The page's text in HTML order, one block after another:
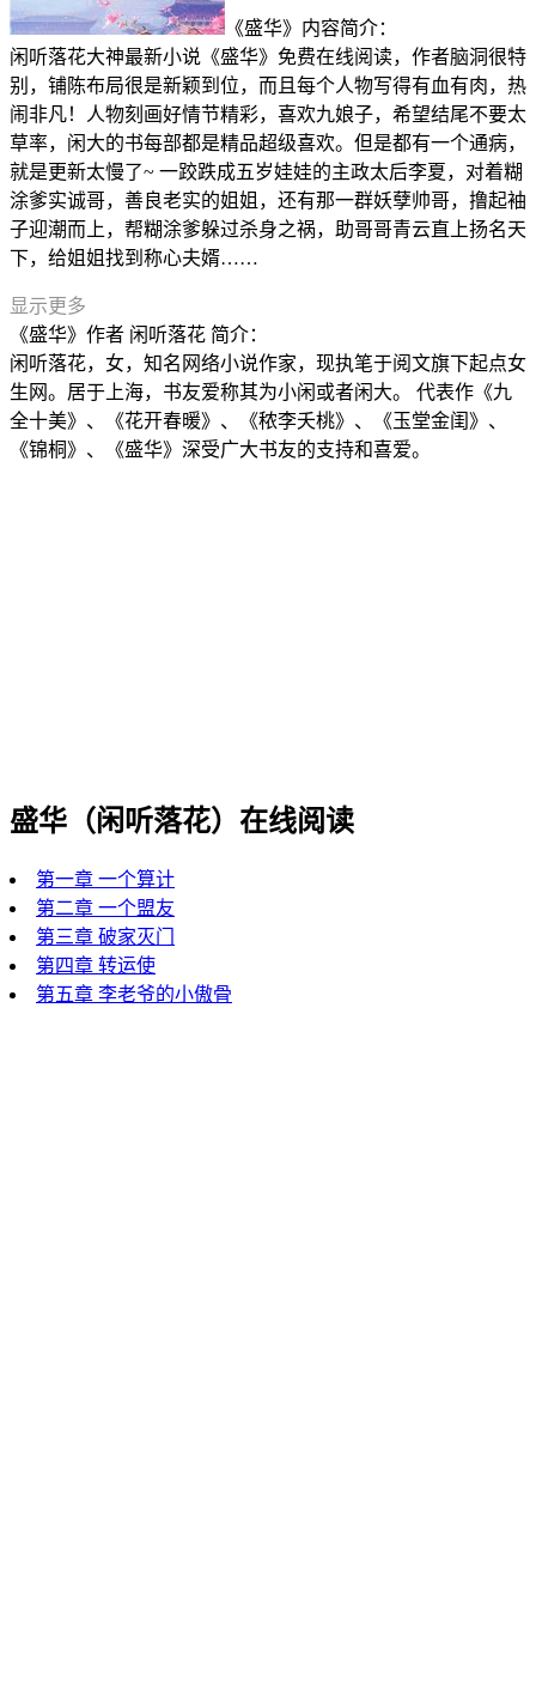
《盛华》内容简介：
闲听落花大神最新小说《盛华》免费在线阅读，作者脑洞很特
别，铺陈布局很是新颖到位，而且每个人物写得有血有肉，热
闹非凡！人物刻画好情节精彩，喜欢九娘子，希望结尾不要太
草率，闲大的书每部都是精品超级喜欢。但是都有一个通病，
就是更新太慢了~ 一跤跌成五岁娃娃的主政太后李夏，对着糊
涂爹实诚哥，善良老实的姐姐，还有那一群妖孽帅哥，撸起袖
子迎潮而上，帮糊涂爹躲过杀身之祸，助哥哥青云直上扬名天
下，给姐姐找到称心夫婿……
显示更多
《盛华》作者 闲听落花 简介：
闲听落花，女，知名网络小说作家，现执笔于阅文旗下起点女
生网。居于上海，书友爱称其为小闲或者闲大。 代表作《九
全十美》、《花开春暖》、《秾李夭桃》、《玉堂金闺》、
《锦桐》、《盛华》深受广大书友的支持和喜爱。
盛华（闲听落花）在线阅读
第一章 一个算计
第二章 一个盟友
第三章 破家灭门
第四章 转运使
第五章 李老爷的小傲骨